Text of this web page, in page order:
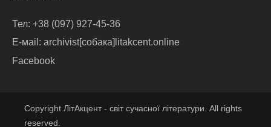
Тел: +38 (097) 927-45-36
E-маіl: archivist[собака]litakcent.online
Facebook
Copyright ЛітАкцент - світ сучасної літератури. All rights
reserved.